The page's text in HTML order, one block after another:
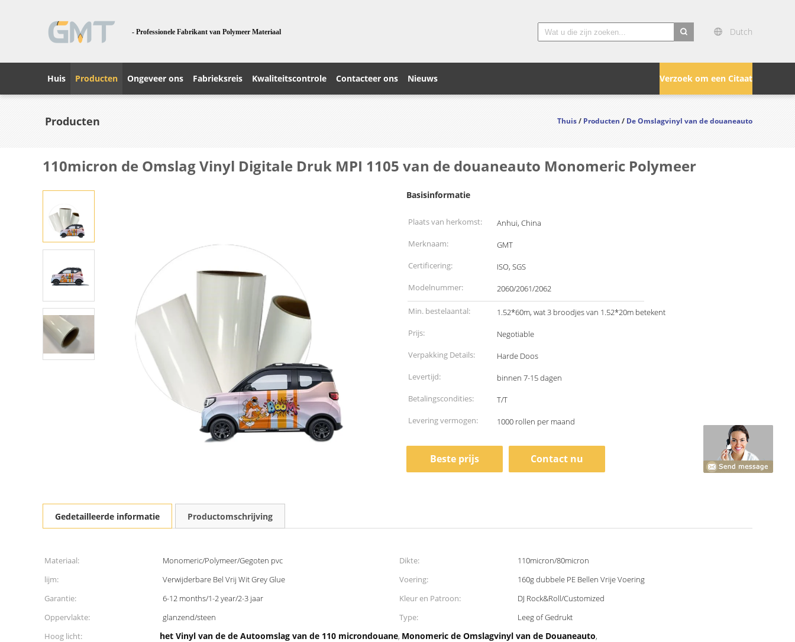
- Professionele Fabrikant van Polymeer Materiaal Dutch
Verzoek om een Citaat
Huis Producten Ongeveer ons Fabrieksreis Kwaliteitscontrole Contacteer ons Nieuws
Producten Thuis/Producten/De Omslagvinyl van de douaneauto
110micron de Omslag Vinyl Digitale Druk MPI 1105 van de douaneauto Monomeric Polymeer
Basisinformatie
Plaats van herkomst:
Anhui, China
Merknaam:
GMT
Certificering:
ISO, SGS
Modelnummer:
2060/2061/2062
Min. bestelaantal:
1.52*60m, wat 3 broodjes van 1.52*20m betekent
Prijs:
Negotiable
Verpakking Details:
Harde Doos
Levertijd:
binnen 7-15 dagen
Betalingscondities:
T/T
Levering vermogen:
1000 rollen per maand
Beste prijs Contact nu
Gedetailleerde informatie Productomschrijving
Materiaal: Monomeric/Polymeer/Gegoten pvc Dikte:
110micron/80micron
lijm:
Verwijderbare Bel Vrij Wit Grey Glue Voering:
160g dubbele PE Bellen Vrije Voering
Garantie:
6-12 months/1-2 year/2-3 jaar Kleur en Patroon:
DJ Rock&Roll/Customized
Oppervlakte:
glanzend/steen Type:
Leeg of Gedrukt
Hoog licht:
het Vinyl van de de Autoomslag van de 110 microndouane, Monomeric de Omslagvinyl van de Douaneauto,